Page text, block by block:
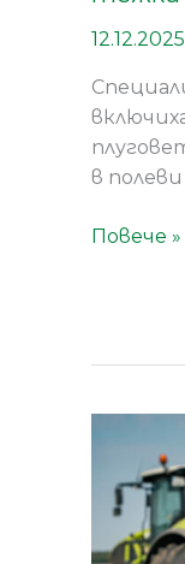
12.12.2025
в
Повече »
Къмпани“
избира
за